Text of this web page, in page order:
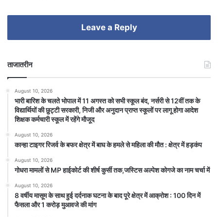
Leave a Reply
ताजातरीन
August 10, 2026
भारी बारिश के चलते भोपाल में 11 अगस्त को सभी स्कूल बंद, नर्सरी से 12वीं तक के
विद्यार्थियों की छुट्टी सरकारी, निजी और अनुदान प्राप्त स्कूलों पर लागू होगा आदेश
शिक्षक कर्मचारी स्कूल में रहेंगे मौजूद
August 10, 2026
कान्हा टाइगर रिजर्व के बफर क्षेत्र में बाघ के हमले से महिला की मौत : क्षेत्र में हड़कंप
August 10, 2026
गोधरा मामलों से MP हाईकोर्ट की शीर्ष कुर्सी तक,जस्टिस अल्पेश कोगजे का नाम चर्चा में
August 10, 2026
8 वर्षीय मासूम के साथ हुई दर्दनाक घटना के बाद पूरे क्षेत्र में आक्रोश : 100 दिन में
फैसला और 1 करोड़ मुआवजे की मांग